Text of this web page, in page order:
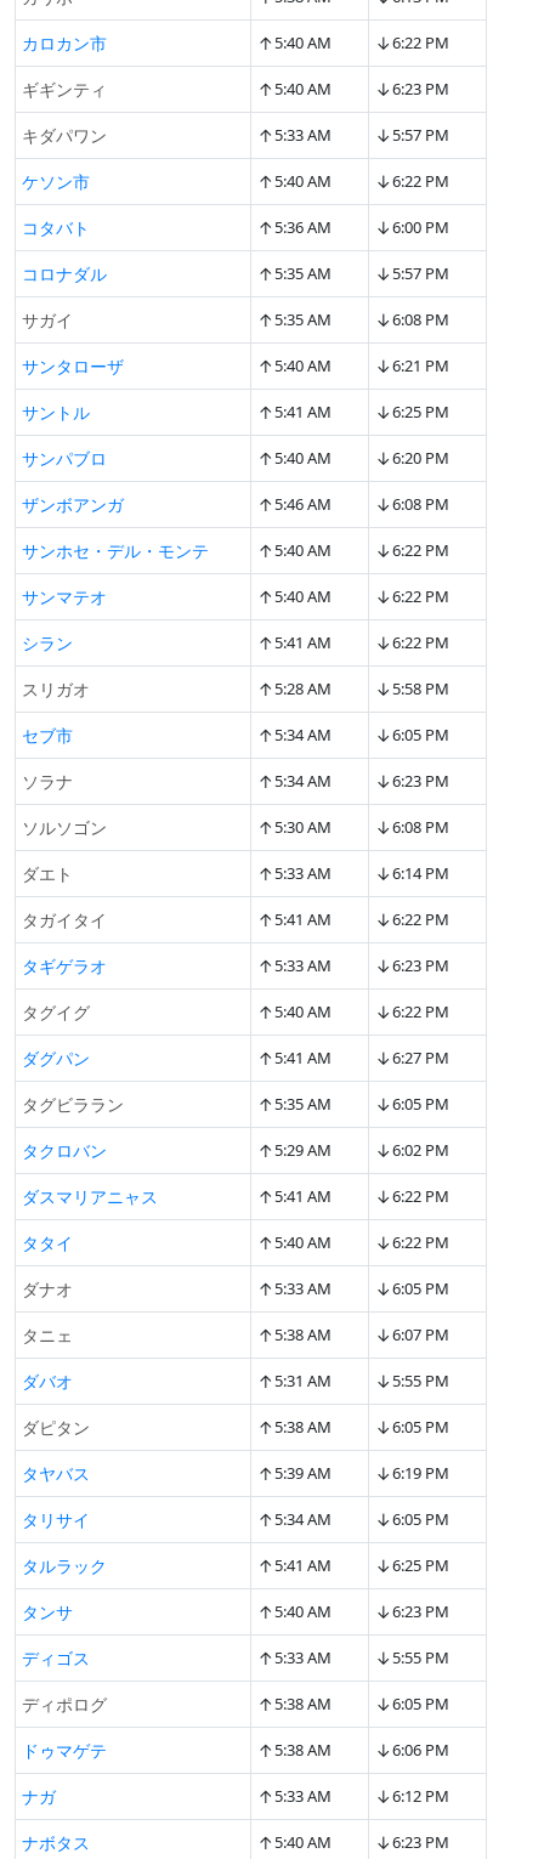
カロカン市 ↑5:40 AM ↓6:22 PM
ギギンティ ↑5:40 AM ↓6:23 PM
キダパワン ↑5:33 AM ↓5:57 PM
ケソン市 ↑5:40 AM ↓6:22 PM
コタバト ↑5:36 AM ↓6:00 PM
コロナダル ↑5:35 AM ↓5:57 PM
サガイ ↑5:35 AM ↓6:08 PM
サンタローザ ↑5:40 AM ↓6:21 PM
サントル ↑5:41 AM ↓6:25 PM
サンパブロ ↑5:40 AM ↓6:20 PM
ザンボアンガ ↑5:46 AM ↓6:08 PM
サンホセ・デル・モンテ ↑5:40 AM ↓6:22 PM
サンマテオ ↑5:40 AM ↓6:22 PM
シラン ↑5:41 AM ↓6:22 PM
スリガオ ↑5:28 AM ↓5:58 PM
セブ市 ↑5:34 AM ↓6:05 PM
ソラナ ↑5:34 AM ↓6:23 PM
ソルソゴン ↑5:30 AM ↓6:08 PM
ダエト ↑5:33 AM ↓6:14 PM
タガイタイ ↑5:41 AM ↓6:22 PM
タギゲラオ ↑5:33 AM ↓6:23 PM
タグイグ ↑5:40 AM ↓6:22 PM
ダグパン ↑5:41 AM ↓6:27 PM
タグビララン ↑5:35 AM ↓6:05 PM
タクロバン ↑5:29 AM ↓6:02 PM
ダスマリアニャス ↑5:41 AM ↓6:22 PM
タタイ ↑5:40 AM ↓6:22 PM
ダナオ ↑5:33 AM ↓6:05 PM
タニェ ↑5:38 AM ↓6:07 PM
ダバオ ↑5:31 AM ↓5:55 PM
ダピタン ↑5:38 AM ↓6:05 PM
タヤバス ↑5:39 AM ↓6:19 PM
タリサイ ↑5:34 AM ↓6:05 PM
タルラック ↑5:41 AM ↓6:25 PM
タンサ ↑5:40 AM ↓6:23 PM
ディゴス ↑5:33 AM ↓5:55 PM
ディポログ ↑5:38 AM ↓6:05 PM
ドゥマゲテ ↑5:38 AM ↓6:06 PM
ナガ ↑5:33 AM ↓6:12 PM
ナボタス ↑5:40 AM ↓6:23 PM